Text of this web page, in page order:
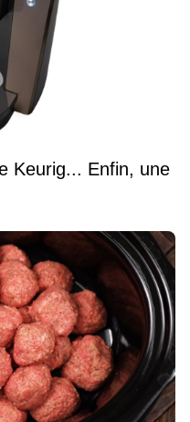
Keurig... Enfin, une